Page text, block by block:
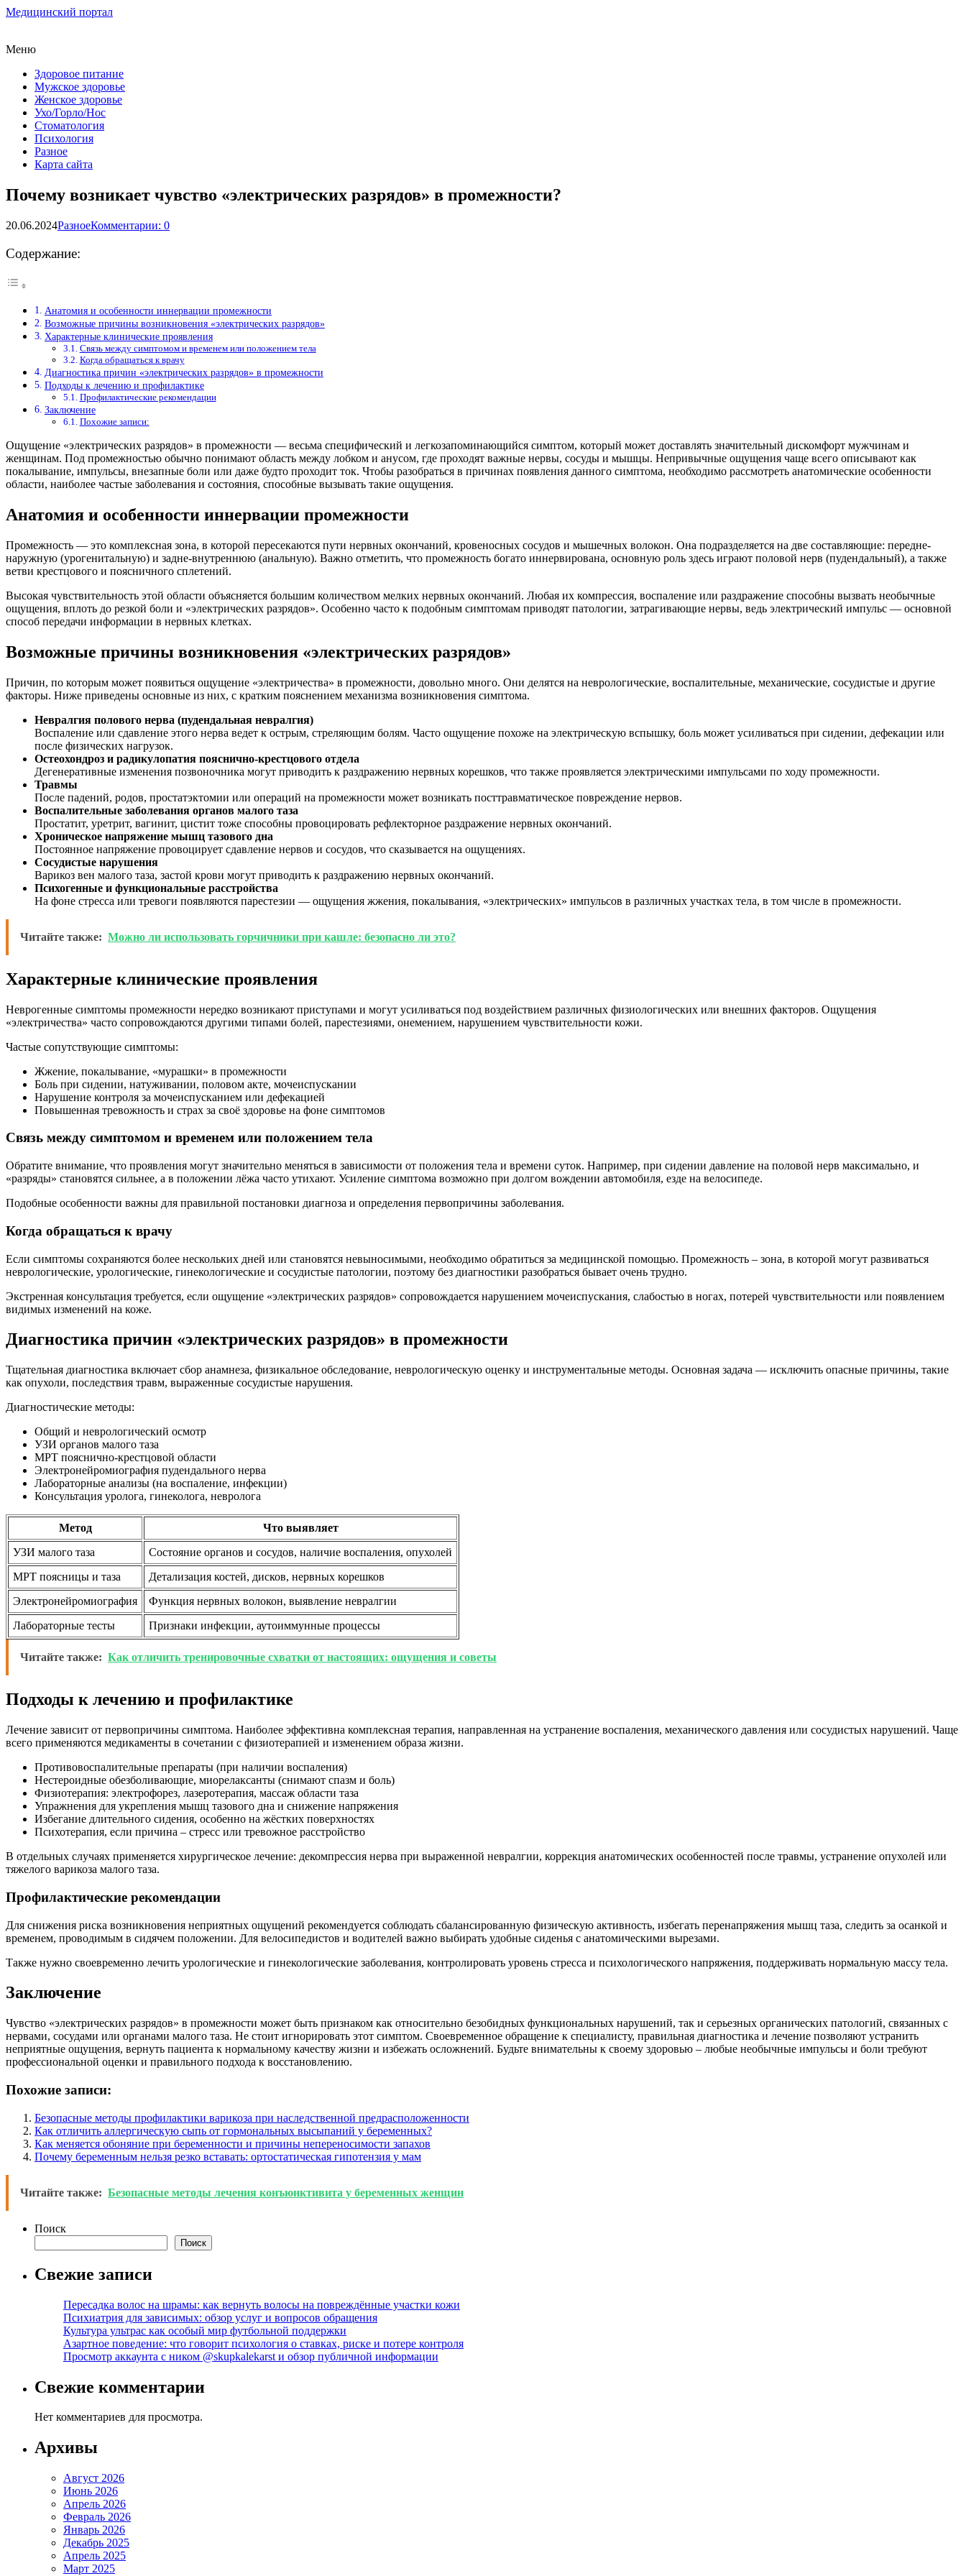
Медицинский портал
Меню
Здоровое питание
Мужское здоровье
Женское здоровье
Ухо/Горло/Нос
Стоматология
Психология
Разное
Карта сайта
Почему возникает чувство «электрических разрядов» в промежности?
20.06.2024РазноеКомментарии: 0
Содержание:
Анатомия и особенности иннервации промежности
Возможные причины возникновения «электрических разрядов»
Характерные клинические проявления
Связь между симптомом и временем или положением тела
Когда обращаться к врачу
Диагностика причин «электрических разрядов» в промежности
Подходы к лечению и профилактике
Профилактические рекомендации
Заключение
Похожие записи:
Ощущение «электрических разрядов» в промежности — весьма специфический и легкозапоминающийся симптом, который может доставлять значительный дискомфорт мужчинам и
женщинам. Под промежностью обычно понимают область между лобком и анусом, где проходят важные нервы, сосуды и мышцы. Непривычные ощущения чаще всего описывают как
покалывание, импульсы, внезапные боли или даже будто проходит ток. Чтобы разобраться в причинах появления данного симптома, необходимо рассмотреть анатомические особенности
области, наиболее частые заболевания и состояния, способные вызывать такие ощущения.
Анатомия и особенности иннервации промежности
Промежность — это комплексная зона, в которой пересекаются пути нервных окончаний, кровеносных сосудов и мышечных волокон. Она подразделяется на две составляющие: передне-
наружную (урогенитальную) и задне-внутреннюю (анальную). Важно отметить, что промежность богато иннервирована, основную роль здесь играют половой нерв (пудендальный), а также
ветви крестцового и поясничного сплетений.
Высокая чувствительность этой области объясняется большим количеством мелких нервных окончаний. Любая их компрессия, воспаление или раздражение способны вызвать необычные
ощущения, вплоть до резкой боли и «электрических разрядов». Особенно часто к подобным симптомам приводят патологии, затрагивающие нервы, ведь электрический импульс — основной
способ передачи информации в нервных клетках.
Возможные причины возникновения «электрических разрядов»
Причин, по которым может появиться ощущение «электричества» в промежности, довольно много. Они делятся на неврологические, воспалительные, механические, сосудистые и другие
факторы. Ниже приведены основные из них, с кратким пояснением механизма возникновения симптома.
Невралгия полового нерва (пудендальная невралгия)
Воспаление или сдавление этого нерва ведет к острым, стреляющим болям. Часто ощущение похоже на электрическую вспышку, боль может усиливаться при сидении, дефекации или
после физических нагрузок.
Остеохондроз и радикулопатия пояснично-крестцового отдела
Дегенеративные изменения позвоночника могут приводить к раздражению нервных корешков, что также проявляется электрическими импульсами по ходу промежности.
Травмы
После падений, родов, простатэктомии или операций на промежности может возникать посттравматическое повреждение нервов.
Воспалительные заболевания органов малого таза
Простатит, уретрит, вагинит, цистит тоже способны провоцировать рефлекторное раздражение нервных окончаний.
Хроническое напряжение мышц тазового дна
Постоянное напряжение провоцирует сдавление нервов и сосудов, что сказывается на ощущениях.
Сосудистые нарушения
Варикоз вен малого таза, застой крови могут приводить к раздражению нервных окончаний.
Психогенные и функциональные расстройства
На фоне стресса или тревоги появляются парестезии — ощущения жжения, покалывания, «электрических» импульсов в различных участках тела, в том числе в промежности.
Читайте также: Можно ли использовать горчичники при кашле: безопасно ли это?
Характерные клинические проявления
Неврогенные симптомы промежности нередко возникают приступами и могут усиливаться под воздействием различных физиологических или внешних факторов. Ощущения
«электричества» часто сопровождаются другими типами болей, парестезиями, онемением, нарушением чувствительности кожи.
Частые сопутствующие симптомы:
Жжение, покалывание, «мурашки» в промежности
Боль при сидении, натуживании, половом акте, мочеиспускании
Нарушение контроля за мочеиспусканием или дефекацией
Повышенная тревожность и страх за своё здоровье на фоне симптомов
Связь между симптомом и временем или положением тела
Обратите внимание, что проявления могут значительно меняться в зависимости от положения тела и времени суток. Например, при сидении давление на половой нерв максимально, и
«разряды» становятся сильнее, а в положении лёжа часто утихают. Усиление симптома возможно при долгом вождении автомобиля, езде на велосипеде.
Подобные особенности важны для правильной постановки диагноза и определения первопричины заболевания.
Когда обращаться к врачу
Если симптомы сохраняются более нескольких дней или становятся невыносимыми, необходимо обратиться за медицинской помощью. Промежность – зона, в которой могут развиваться
неврологические, урологические, гинекологические и сосудистые патологии, поэтому без диагностики разобраться бывает очень трудно.
Экстренная консультация требуется, если ощущение «электрических разрядов» сопровождается нарушением мочеиспускания, слабостью в ногах, потерей чувствительности или появлением
видимых изменений на коже.
Диагностика причин «электрических разрядов» в промежности
Тщательная диагностика включает сбор анамнеза, физикальное обследование, неврологическую оценку и инструментальные методы. Основная задача — исключить опасные причины, такие
как опухоли, последствия травм, выраженные сосудистые нарушения.
Диагностические методы:
Общий и неврологический осмотр
УЗИ органов малого таза
МРТ пояснично-крестцовой области
Электронейромиография пудендального нерва
Лабораторные анализы (на воспаление, инфекции)
Консультация уролога, гинеколога, невролога
Метод
Что выявляет
УЗИ малого таза
Состояние органов и сосудов, наличие воспаления, опухолей
МРТ поясницы и таза
Детализация костей, дисков, нервных корешков
Электронейромиография
Функция нервных волокон, выявление невралгии
Лабораторные тесты
Признаки инфекции, аутоиммунные процессы
Читайте также: Как отличить тренировочные схватки от настоящих: ощущения и советы
Подходы к лечению и профилактике
Лечение зависит от первопричины симптома. Наиболее эффективна комплексная терапия, направленная на устранение воспаления, механического давления или сосудистых нарушений. Чаще
всего применяются медикаменты в сочетании с физиотерапией и изменением образа жизни.
Противовоспалительные препараты (при наличии воспаления)
Нестероидные обезболивающие, миорелаксанты (снимают спазм и боль)
Физиотерапия: электрофорез, лазеротерапия, массаж области таза
Упражнения для укрепления мышц тазового дна и снижение напряжения
Избегание длительного сидения, особенно на жёстких поверхностях
Психотерапия, если причина – стресс или тревожное расстройство
В отдельных случаях применяется хирургическое лечение: декомпрессия нерва при выраженной невралгии, коррекция анатомических особенностей после травмы, устранение опухолей или
тяжелого варикоза малого таза.
Профилактические рекомендации
Для снижения риска возникновения неприятных ощущений рекомендуется соблюдать сбалансированную физическую активность, избегать перенапряжения мышц таза, следить за осанкой и
временем, проводимым в сидячем положении. Для велосипедистов и водителей важно выбирать удобные сиденья с анатомическими вырезами.
Также нужно своевременно лечить урологические и гинекологические заболевания, контролировать уровень стресса и психологического напряжения, поддерживать нормальную массу тела.
Заключение
Чувство «электрических разрядов» в промежности может быть признаком как относительно безобидных функциональных нарушений, так и серьезных органических патологий, связанных с
нервами, сосудами или органами малого таза. Не стоит игнорировать этот симптом. Своевременное обращение к специалисту, правильная диагностика и лечение позволяют устранить
неприятные ощущения, вернуть пациента к нормальному качеству жизни и избежать осложнений. Будьте внимательны к своему здоровью – любые необычные импульсы и боли требуют
профессиональной оценки и правильного подхода к восстановлению.
Похожие записи:
Безопасные методы профилактики варикоза при наследственной предрасположенности
Как отличить аллергическую сыпь от гормональных высыпаний у беременных?
Как меняется обоняние при беременности и причины непереносимости запахов
Почему беременным нельзя резко вставать: ортостатическая гипотензия у мам
Читайте также: Безопасные методы лечения конъюнктивита у беременных женщин
Поиск
Поиск
Свежие записи
Пересадка волос на шрамы: как вернуть волосы на повреждённые участки кожи
Психиатрия для зависимых: обзор услуг и вопросов обращения
Культура ультрас как особый мир футбольной поддержки
Азартное поведение: что говорит психология о ставках, риске и потере контроля
Просмотр аккаунта с ником @skupkalekarst и обзор публичной информации
Свежие комментарии
Нет комментариев для просмотра.
Архивы
Август 2026
Июнь 2026
Апрель 2026
Февраль 2026
Январь 2026
Декабрь 2025
Апрель 2025
Март 2025